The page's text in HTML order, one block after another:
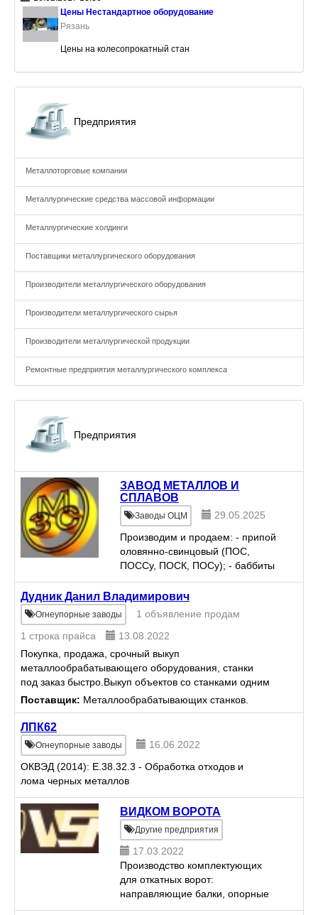
Цены Нестандартное оборудование
Рязань
Цены на колесопрокатный стан
Предприятия
Металлоторговые компании
Металлургические средства массовой информации
Металлургические холдинги
Поставщики металлургического оборудования
Производители металлургического оборудования
Производители металлургического сырья
Производители металлургической продукции
Ремонтные предприятия металлургического комплекса
Предприятия
ЗАВОД МЕТАЛЛОВ И
СПЛАВОВ
Заводы ОЦМ
29.05.2025
Производим и продаем: - припой
оловянно-свинцовый (ПОС,
ПОССу, ПОСК, ПОСу); - баббиты
(Б-88, Б-83, Б-16, БКА, БК2,
БК2Ш); - олово О1, О1пч, О2 -
аноды, проволока, пруток; -
свинец: чушка, проволока, п...
Дудник Данил Владимирович
Огнеупорные заводы
1 объявление продам
1 строка прайса
13.08.2022
Покупка, продажа, срочный выкуп
металлообрабатывающего оборудования, станки
под заказ быстро.Выкуп объектов со станками одним
лотом. Демонтаж и монтаж. Модернизация и
восстановление станков.
Поставщик: Металлообрабатывающих станков.
ЛПК62
Огнеупорные заводы
16.06.2022
ОКВЭД (2014): E.38.32.3 - Обработка отходов и
лома черных металлов
ВИДКОМ ВОРОТА
Другие предприятия
17.03.2022
Производство комплектующих
для откатных ворот:
направляющие балки, опорные
ролики, ловители и другая